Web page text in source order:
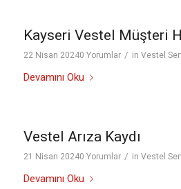
Kayseri Vestel Müşteri
22 Nisan 20240 Yorumlar / in Vestel
Devamını Oku
Vestel Arıza Kaydı
21 Nisan 20240 Yorumlar / in Vestel
Devamını Oku